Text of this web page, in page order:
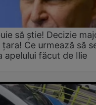
să știe! Decizie
Ce urmează să
apelului făcut de Ilie